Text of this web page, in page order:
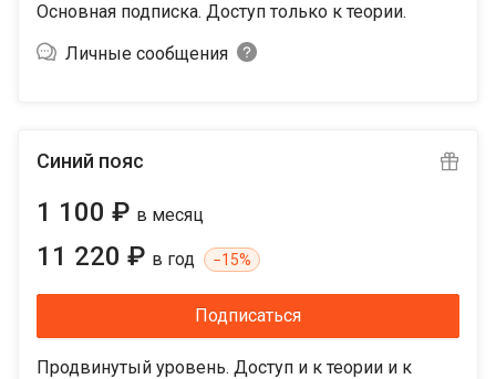
Основная подписка. Доступ только к теории.
Личные сообщения
Синий пояс
1 100 ₽ в месяц
11 220 ₽ в год −15%
Подписаться
Продвинутый уровень. Доступ и к теории и к